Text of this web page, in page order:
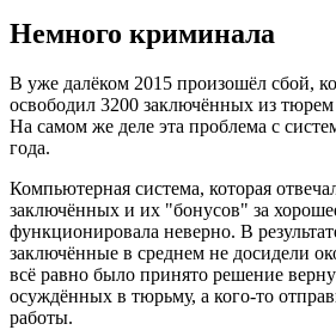
Немного криминала
В уже далёком 2015 произошёл сбой,
освободил 3200 заключённых из
На самом же деле эта проблема с
года.
Компьютерная система, которая
заключённых и их "бонусов" за
функционировала неверно. В
заключённые в среднем не досидели
всё равно было принято решение
осуждённых в тюрьму, а кого-то
работы.